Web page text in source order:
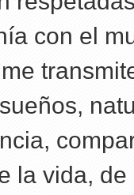
con el
la vida, de